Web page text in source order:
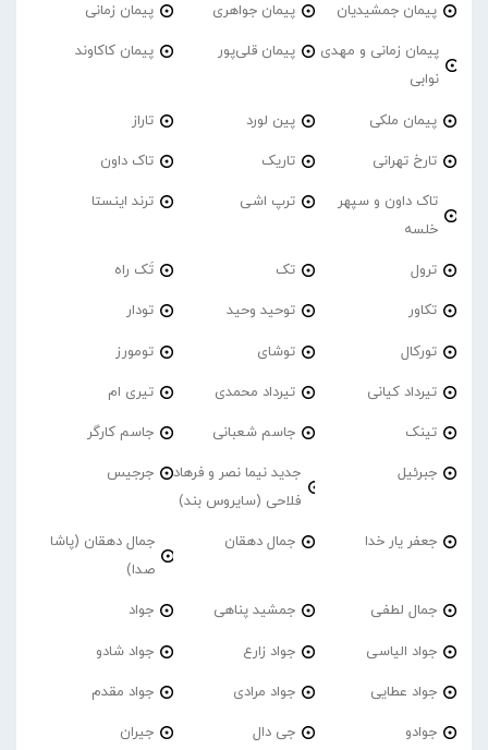
پیمان جمشیدیان پیمان جواهری پیمان زمانی
پیمان زمانی و مهدی
نوابی
پیمان قلی‌پور پیمان کاکاوند
پیمان ملکی پین لورد تاراز
تارخ تهرانی تاریک تاک داون
تاک داون و سپهر
خلسه
ترپ اشی ترند اینستا
ترول تک تَک راه
تکاور توحید وحید تودار
تورکال توشای تومورز
تیرداد کیانی تیرداد محمدی تیری ام
تینک جاسم شعبانی جاسم کارگر
جبرئیل
جدید نیما نصر و فرهاد
فلاحی (سایروس بند)
جرجیس
جعفر یار خدا جمال دهقان
جمال دهقان (پاشا
صدا)
جمال لطفی جمشید پناهی جواد
جواد الیاسی جواد زارع جواد شادو
جواد عطایی جواد مرادی جواد مقدم
جوادو جی دال جیران